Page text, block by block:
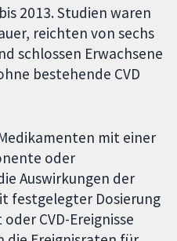
2013. Studien waren
reichten von sechs
schlossen Erwachsene
bestehende CVD
mit einer
oder
Auswirkungen der
festgelegter Dosierung
CVD-Ereignisse